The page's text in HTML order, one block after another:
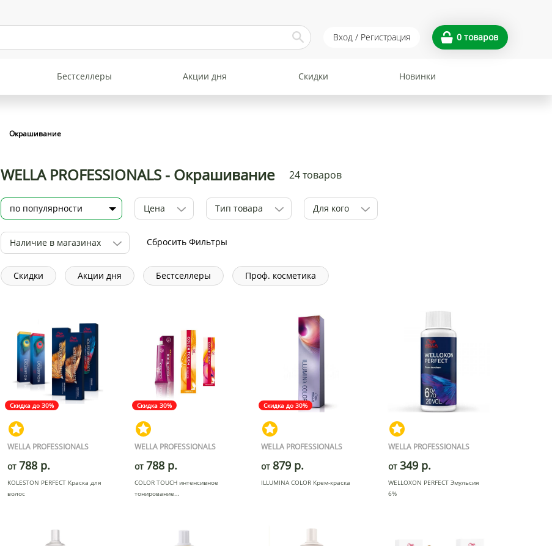
Вход / Регистрация 0 товаров
Бестселлеры Акции дня Скидки Новинки
Окрашивание
WELLA PROFESSIONALS - Окрашивание 24 товаров
Цена Тип товара Для кого
Наличие в магазинах Сбросить Фильтры
Скидки Акции дня Бестселлеры Проф. косметика
Скидка до 30%
WELLA PROFESSIONALS
от 788 р.
KOLESTON PERFECT Краска для
волос
Скидка 30%
WELLA PROFESSIONALS
от 788 р.
COLOR TOUCH интенсивное
тонирование
Скидка до 30%
WELLA PROFESSIONALS
от 879 р.
ILLUMINA COLOR Крем-краска
WELLA PROFESSIONALS
от 349 р.
WELLOXON PERFECT Эмульсия
6%